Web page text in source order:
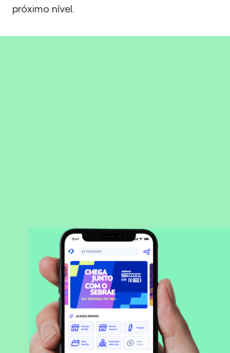
próximo nível.